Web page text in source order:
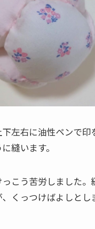
左右に油性ペンで印
縫います。
こう苦労しました。
くっつけばよしとし